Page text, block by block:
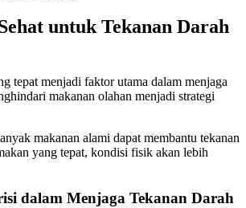
untuk Tekanan Darah
tepat menjadi faktor utama dalam menjaga
makanan olahan menjadi strategi
makanan alami dapat membantu tekanan
yang tepat, kondisi fisik akan lebih
dalam Menjaga Tekanan Darah